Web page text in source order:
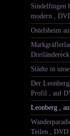
Sindelfingen
modern ,
Ostelsheim
Städte in
Der
Profil , auf
Leonberg ,
Teilen ,